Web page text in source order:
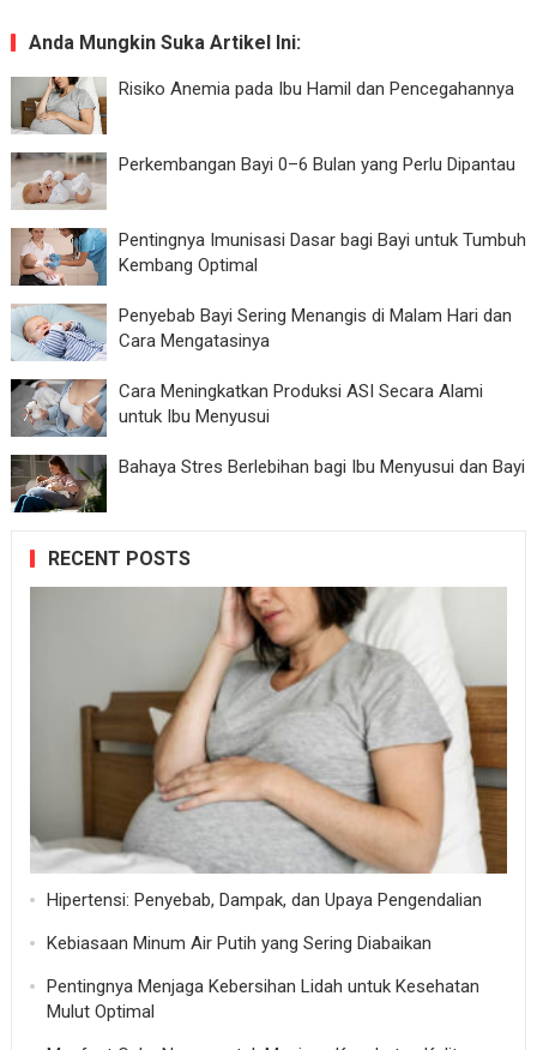
Anda Mungkin Suka Artikel Ini:
Risiko Anemia pada Ibu Hamil dan Pencegahannya
Perkembangan Bayi 0–6 Bulan yang Perlu Dipantau
Pentingnya Imunisasi Dasar bagi Bayi untuk Tumbuh
Kembang Optimal
Penyebab Bayi Sering Menangis di Malam Hari dan
Cara Mengatasinya
Cara Meningkatkan Produksi ASI Secara Alami
untuk Ibu Menyusui
Bahaya Stres Berlebihan bagi Ibu Menyusui dan Bayi
RECENT POSTS
Hipertensi: Penyebab, Dampak, dan Upaya Pengendalian
Kebiasaan Minum Air Putih yang Sering Diabaikan
Pentingnya Menjaga Kebersihan Lidah untuk Kesehatan
Mulut Optimal